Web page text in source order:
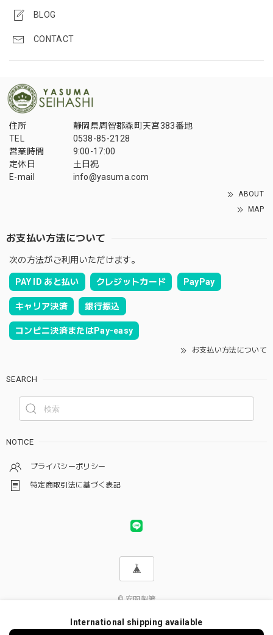
BLOG
CONTACT
住所
静岡県周智郡森町天宮383番地
TEL
0538-85-2128
営業時間
9:00-17:00
定休日
土日祝
E-mail
info@yasuma.com
ABOUT
MAP
お支払い方法について
次の方法がご利用いただけます。
PAY ID あと払い クレジットカード PayPay
キャリア決済 銀行振込
コンビニ決済またはPay-easy
お支払い方法について
SEARCH
NOTICE
プライバシーポリシー
特定商取引法に基づく表記
© 安間製箸
International shipping available